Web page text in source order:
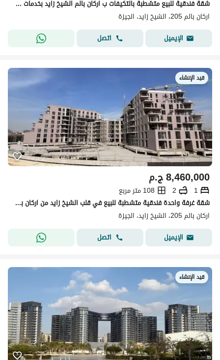
شقة فندقية للبيع متشطبة بالتكيفات ب اركان بالم الشيخ زايد بخدمات فندق كراون بلازا بكمبوند 205
اركان بالم 205، الشيخ زايد، الجيزة
الإيميل
اتصل
قيد الإنشاء
ج.م8,460,000
1
2
108 متر مربع
شقة غرفة واحدة فندقية متشطبة للبيع في قلب الشيخ زايد من اركان بالم بدر الدين - كمبوند 205
اركان بالم 205، الشيخ زايد، الجيزة
الإيميل
اتصل
قيد الإنشاء